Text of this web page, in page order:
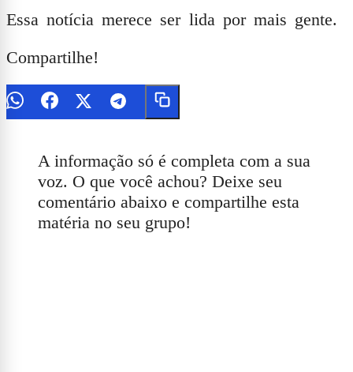
Essa notícia merece ser lida por mais gente.
Compartilhe!
A informação só é completa com a sua
voz. O que você achou? Deixe seu
comentário abaixo e compartilhe esta
matéria no seu grupo!